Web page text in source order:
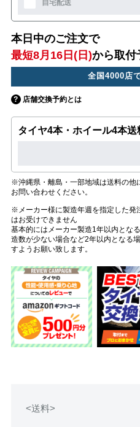
自宅配送
本日中のご注文で
最短8月16日(日)から取付
全国4000店
店舗交換予約とは
タイヤ4本・ホイール4本送
※沖縄県・離島・一部地域は送料の他
お問い合わせください。
※メーカー様に製造年週を指定した発
はお受けできません
基本的にはメーカー製造1年以内とな
造数が少ない場合など2年以内となる
すようお願い致します。
<送料>